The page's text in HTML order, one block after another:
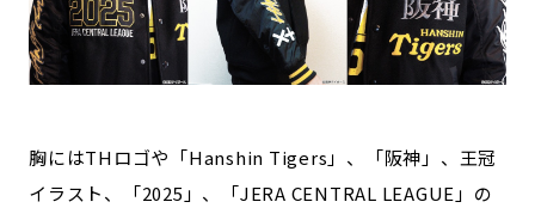
胸にはTHロゴや「Hanshin Tigers」、「阪神」、王冠
イラスト、「2025」、「JERA CENTRAL LEAGUE」の